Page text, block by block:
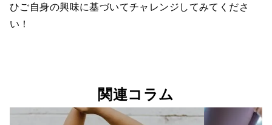
ひご自身の興味に基づいてチャレンジしてみてくださ
い！
関連コラム